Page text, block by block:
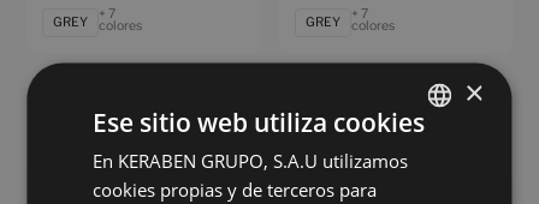
GREY
+ 7
colores GREY
+ 7
colores
colores
Bleuemix Taupe Antislip
90X90
TAUPE colores
×
Ese sitio web utiliza cookies
En KERABEN GRUPO, S.A.U utilizamos
cookies propias y de terceros para